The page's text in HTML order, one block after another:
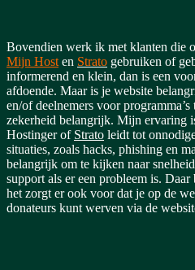
Bovendien werk ik met klanten die
Mijn Host en Strato gebruiken of
informerend en klein, dan is een
afdoende. Maar is je website
en/of deelnemers voor
zekerheid belangrijk. Mijn ervaring
Hostinger of Strato leidt tot
situaties, zoals hacks, phishing en
belangrijk om te kijken naar
support als er een probleem is.
het zorgt er ook voor dat je op de
donateurs kunt werven via de